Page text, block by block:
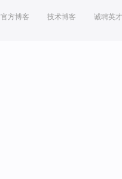
官方博客 技术博客 诚聘英才